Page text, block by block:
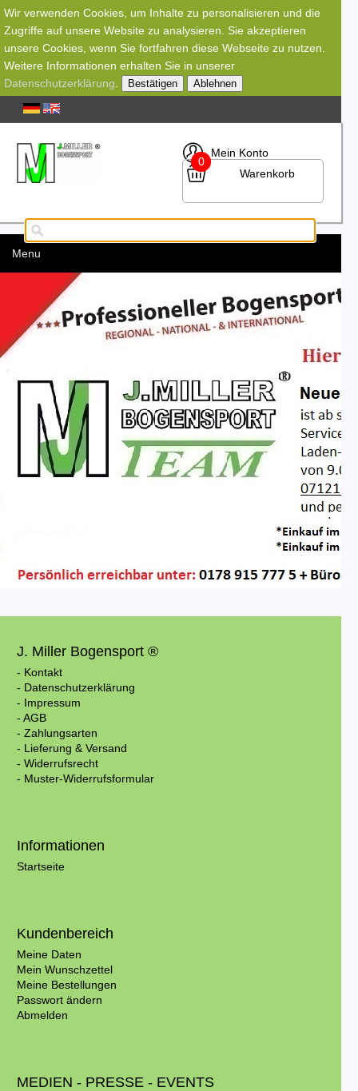
Wir verwenden Cookies, um Inhalte zu personalisieren und die
Zugriffe auf unsere Website zu analysieren. Sie akzeptieren
unsere Cookies, wenn Sie fortfahren diese Webseite zu nutzen.
Weitere Informationen erhalten Sie in unserer
Datenschutzerklärung
Bestätigen Ablehnen
Mein Konto
0
Warenkorb
Menu
J. Miller Bogensport ®
- Kontakt
- Datenschutzerklärung
- Impressum
- AGB
- Zahlungsarten
- Lieferung & Versand
- Widerrufsrecht
- Muster-Widerrufsformular
Informationen
Startseite
Kundenbereich
Meine Daten
Mein Wunschzettel
Meine Bestellungen
Passwort ändern
Abmelden
MEDIEN - PRESSE - EVENTS